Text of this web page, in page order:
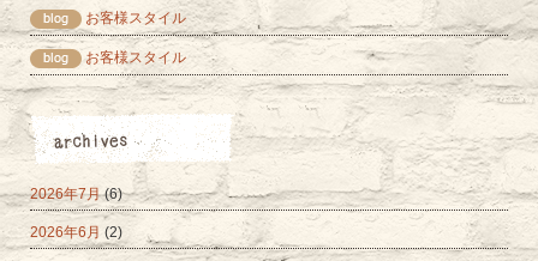
お客様スタイル
お客様スタイル
2026年7月(6)
2026年6月 (2)